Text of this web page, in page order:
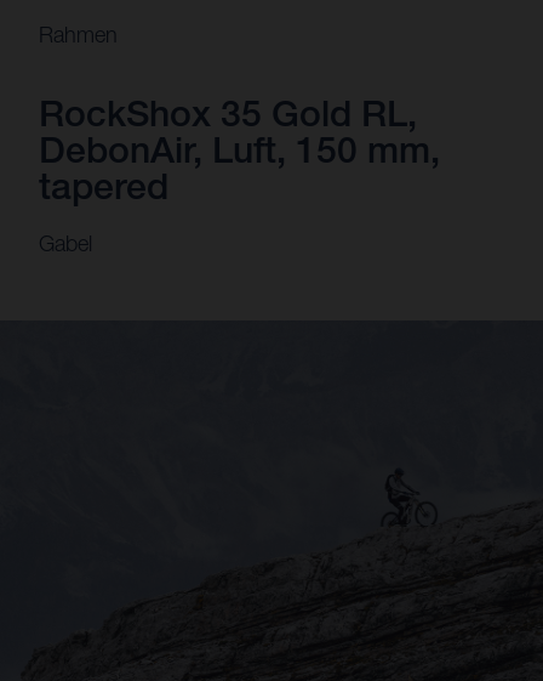
Rahmen
RockShox 35 Gold RL,
DebonAir, Luft, 150 mm,
tapered
Gabel